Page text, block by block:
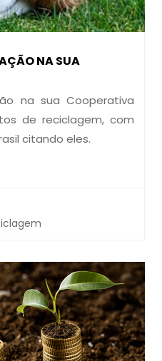
NA SUA
na sua Cooperativa
de reciclagem, com
citando eles.